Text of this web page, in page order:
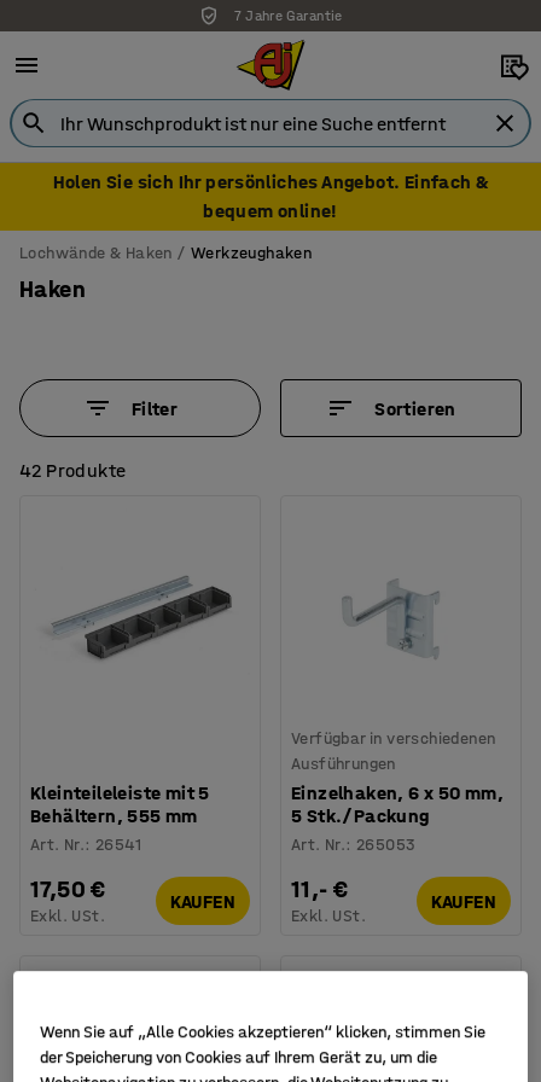
7 Jahre Garantie
Holen Sie sich Ihr persönliches Angebot. Einfach &
bequem online!
Lochwände & Haken Werkzeughaken
Haken
Filter Sortieren
42 Produkte
Kleinteileleiste mit 5
Behältern, 555 mm
Art. Nr.: 26541
17,50 €
Exkl. USt.
KAUFEN
Verfügbar in verschiedenen
Ausführungen
Einzelhaken, 6 x 50 mm,
5 Stk./Packung
Art. Nr.: 265053
11,- €
Exkl. USt.
KAUFEN
Wenn Sie auf „Alle Cookies akzeptieren“ klicken, stimmen Sie
der Speicherung von Cookies auf Ihrem Gerät zu, um die